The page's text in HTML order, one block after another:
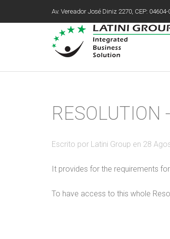
Av. Vereador José Diniz 2270, CEP:
RESOLUTION
Escrito por Latini Group en 28
It provides for the requirements
To have access to this whole